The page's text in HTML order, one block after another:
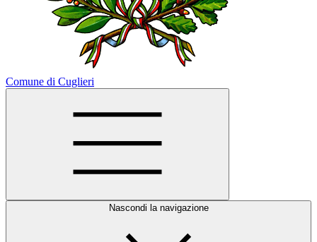
Comune di Cuglieri
Nascondi la navigazione